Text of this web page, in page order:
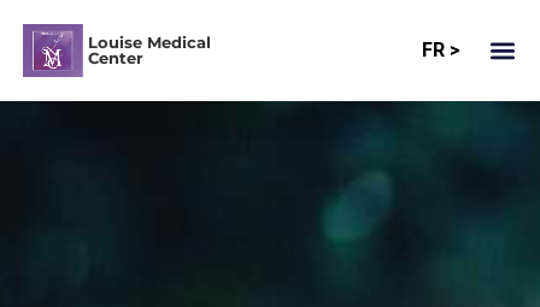
Louise Medical
Center
FR >